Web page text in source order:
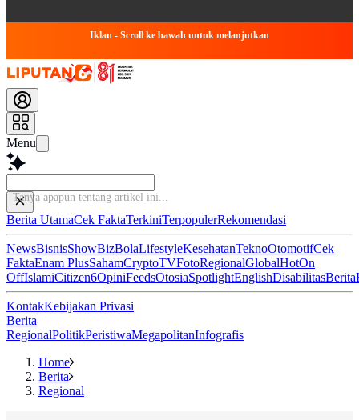
Iklan - Scroll ke bawah untuk melanjutkan
Menu
Bac
Berita UtamaCek FaktaTerkiniTerpopulerRekomendasi
NewsBisnisShowBizBolaLifestyleKesehatanTeknoOtomotifCek
FaktaEnam PlusSahamCryptoTVFotoRegionalGlobalHotOn
OffIslamiCitizen6OpiniFeedsOtosiaSpotlightEnglishDisabilitasBerita
KontakKebijakan Privasi
Berita
RegionalPolitikPeristiwaMegapolitanInfografis
Home
Berita
Regional